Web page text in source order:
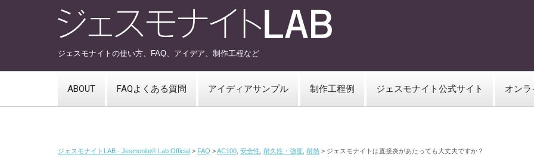
ジェスモナイトの使い方、FAQ、アイデア、制作工程など
ABOUT FAQよくある質問 アイディアサンプル 制作工程例 ジェスモナイト公式サイト オン
ジェスモナイトLAB - Jesmonite® Lab Official > FAQ >AC100 安全性 耐久性・強度 耐熱 > ジェスモナイトは直接炎があたっても大丈夫ですか？